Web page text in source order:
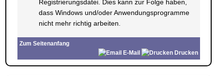
Registrierungsdatei. Dies kann zur Folge haben,
dass Windows und/oder Anwendungsprogramme
nicht mehr richtig arbeiten.
Zum Seitenanfang
E-Mail
Drucken